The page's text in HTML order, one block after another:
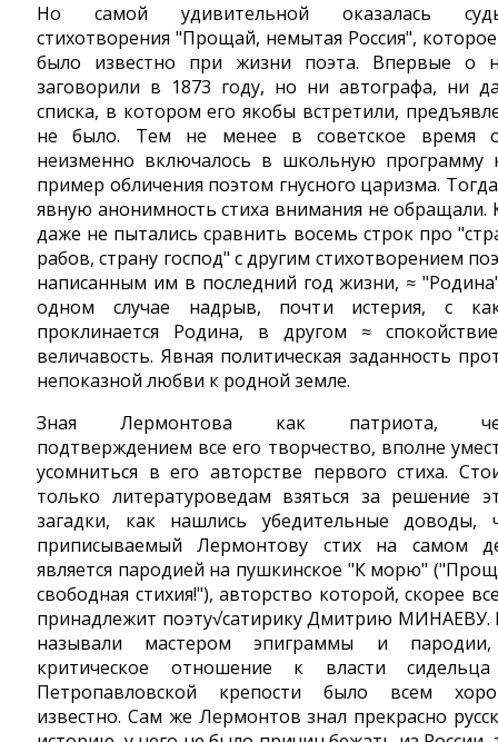
Но самой удивительной оказалась
стихотворения "Прощай, немытая Россия",
было известно при жизни поэта. Впервые о
заговорили в 1873 году, но ни автографа, ни
списка, в котором его якобы встретили,
не было. Тем не менее в советское время
неизменно включалось в школьную программу
пример обличения поэтом гнусного царизма.
явную анонимность стиха внимания не обращали.
даже не пытались сравнить восемь строк про
рабов, страну господ" с другим стихотворением
написанным им в последний год жизни, ≈
одном случае надрыв, почти истерия, с
проклинается Родина, в другом ≈
величавость. Явная политическая заданность
непоказной любви к родной земле.
Зная Лермонтова как патриота,
подтверждением все его творчество, вполне
усомниться в его авторстве первого стиха.
только литературоведам взяться за решение
загадки, как нашлись убедительные доводы,
приписываемый Лермонтову стих на самом
является пародией на пушкинское "К морю"
свободная стихия!"), авторство которой, скорее
принадлежит поэту√сатирику Дмитрию МИНАЕВУ.
называли мастером эпиграммы и
критическое отношение к власти
Петропавловской крепости было всем
известно. Сам же Лермонтов знал прекрасно